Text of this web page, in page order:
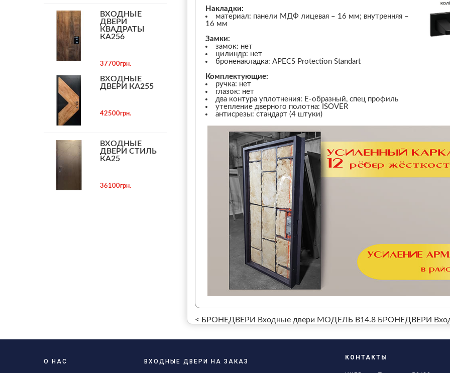
ВХОДНЫЕ
ДВЕРИ
КВАДРАТЫ
КА256
37700грн.
ВХОДНЫЕ
ДВЕРИ КА255
42500грн.
ВХОДНЫЕ
ДВЕРИ СТИЛЬ
КА25
36100грн.
Накладки:
материал: панели МДФ лицевая – 16 мм; внутренняя –
16 мм
Замки:
замок: нет
цилиндр: нет
броненакладка: APECS Protection Standart
Комплектующие:
ручка: нет
глазок: нет
два контура уплотнения: Е-образный, спец профиль
утепление дверного полотна: ISOVER
антисрезы: стандарт (4 штуки)
< БРОНЕДВЕРИ Входные двери МОДЕЛЬ В14.8 БРОНЕДВЕРИ
О НАС ВХОДНЫЕ ДВЕРИ НА ЗАКАЗ
КОНТАКТЫ